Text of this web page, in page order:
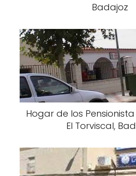
Badajoz
Hogar de los
El Torviscal,